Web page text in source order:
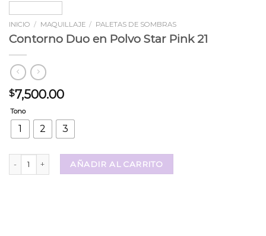
INICIO / MAQUILLAJE / PALETAS DE SOMBRAS
Contorno Duo en Polvo Star Pink 21
$7,500.00
Tono
1 2 3
Contorno Duo en Polvo Star Pink 21 cantidad
AÑADIR AL CARRITO